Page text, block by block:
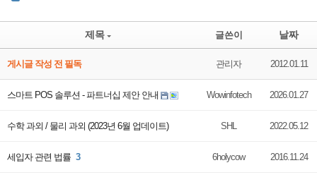
제목 글쓴이 날짜
게시글 작성 전 필독 관리자 2012.01.11
스마트 POS 솔루션 - 파트너십 제안 안내 Wowinfotech 2026.01.27
수학 과외 / 물리 과외 (2023년 6월 업데이트) SHL 2022.05.12
세입자 관련 법률 3 6holycow 2016.11.24